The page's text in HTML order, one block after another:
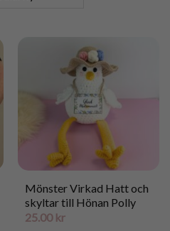
Mönster Virkad Hatt och
skyltar till Hönan Polly
25.00 kr